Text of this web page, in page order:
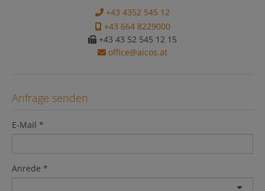
+43 4352 545 12
+43 664 8229000
+43 43 52 545 12 15
office@aicos.at
Anfrage senden
E-Mail
Anrede